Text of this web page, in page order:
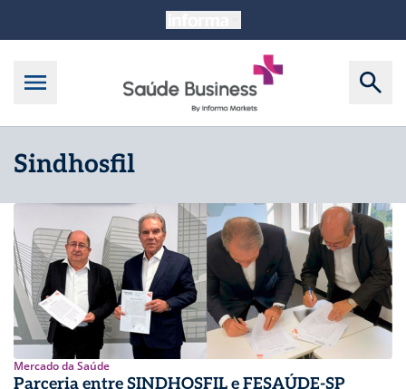
Sindhosfil
Mercado da Saúde
Parceria entre SINDHOSFIL e FESAÚDE-SP